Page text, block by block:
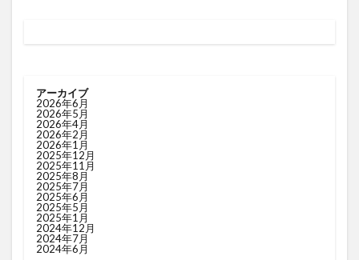
アーカイブ
2026年6月
2026年5月
2026年4月
2026年2月
2026年1月
2025年12月
2025年11月
2025年8月
2025年7月
2025年6月
2025年5月
2025年1月
2024年12月
2024年7月
2024年6月